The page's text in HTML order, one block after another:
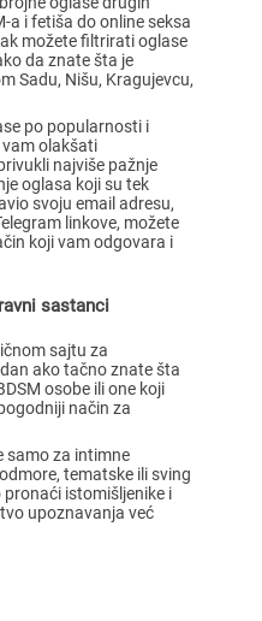
a i fetiša do online seksa
možete filtrirati oglase
da znate šta je
Sadu, Nišu, Kragujevcu,
po popularnosti i
olakšati
najviše pažnje
oglasa koji su tek
svoju email adresu,
linkove, možete
koji vam odgovara i
sastanci
sajtu za
ako tačno znate šta
osobe ili one koji
način za
samo za intimne
tematske ili sving
istomišljenike i
upoznavanja već